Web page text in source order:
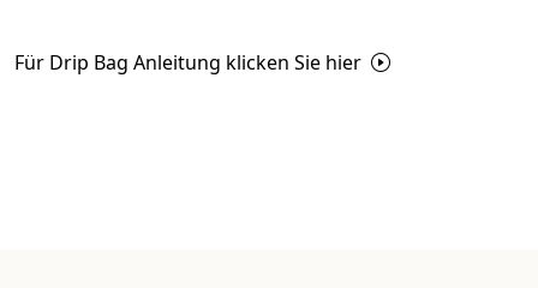
Für Drip Bag Anleitung klicken Sie hier